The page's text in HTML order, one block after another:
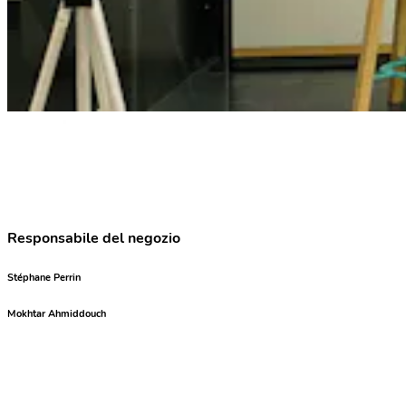
Responsabile del negozio
Stéphane Perrin
Mokhtar Ahmiddouch